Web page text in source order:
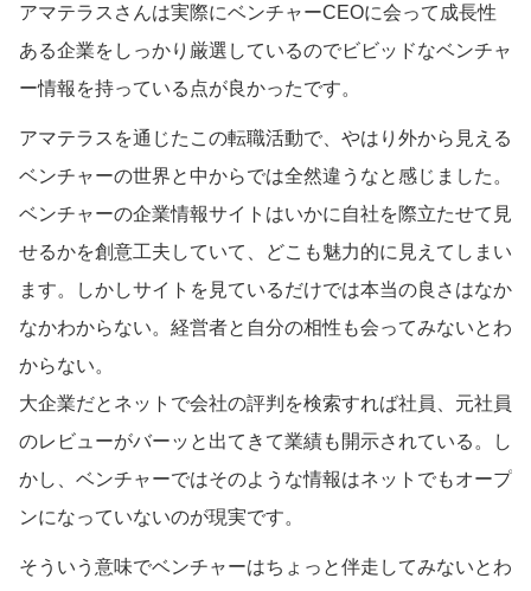
アマテラスさんは実際にベンチャーCEOに会って成長性
ある企業をしっかり厳選しているのでビビッドなベンチャ
ー情報を持っている点が良かったです。
アマテラスを通じたこの転職活動で、やはり外から見える
ベンチャーの世界と中からでは全然違うなと感じました。
ベンチャーの企業情報サイトはいかに自社を際立たせて見
せるかを創意工夫していて、どこも魅力的に見えてしまい
ます。しかしサイトを見ているだけでは本当の良さはなか
なかわからない。経営者と自分の相性も会ってみないとわ
からない。
大企業だとネットで会社の評判を検索すれば社員、元社員
のレビューがバーッと出てきて業績も開示されている。し
かし、ベンチャーではそのような情報はネットでもオープ
ンになっていないのが現実です。
そういう意味でベンチャーはちょっと伴走してみないとわ